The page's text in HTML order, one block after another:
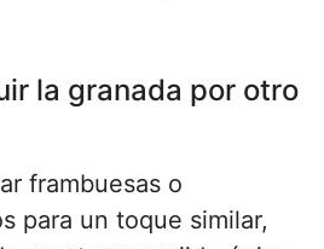
la granada por otro
frambuesas o
para un toque similar,